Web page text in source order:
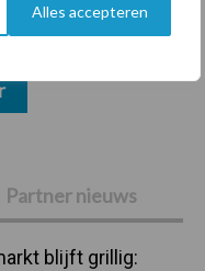
Alles accepteren
Partner nieuws
blijft grillig: